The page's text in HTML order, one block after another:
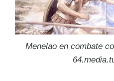
Menelao en combate